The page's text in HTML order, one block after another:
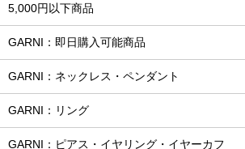
5,000円以下商品
GARNI：即日購入可能商品
GARNI：ネックレス・ペンダント
GARNI：リング
GARNI：ピアス・イヤリング・イヤーカフ